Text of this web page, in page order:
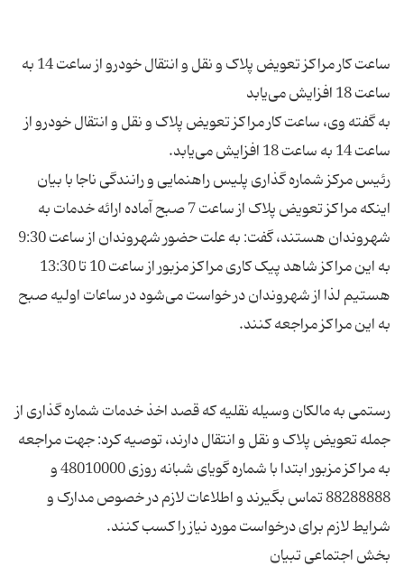
ساعت کار مراکز تعویض پلاک و نقل و انتقال خودرو از ساعت 14 به
به گفته وی، ساعت کار مراکز تعویض پلاک و نقل و انتقال خودرو از
رئیس مرکز شماره گذاری پلیس راهنمایی و رانندگی ناجا با بیان
اینکه مراکز تعویض پلاک از ساعت 7 صبح آماده ارائه خدمات به
شهروندان هستند، گفت: به علت حضور شهروندان از ساعت 9:30
به این مراکز شاهد پیک کاری مراکز مزبور از ساعت 10 تا 13:30
هستیم لذا از شهروندان در خواست می‌شود در ساعات اولیه صبح
رستمی به مالکان وسیله نقلیه که قصد اخذ خدمات شماره گذاری از
جمله تعویض پلاک و نقل و انتقال دارند، توصیه کرد: جهت مراجعه
به مراکز مزبور ابتدا با شماره گویای شبانه روزی 48010000 و
88288888 تماس بگیرند و اطلاعات لازم در خصوص مدارک و